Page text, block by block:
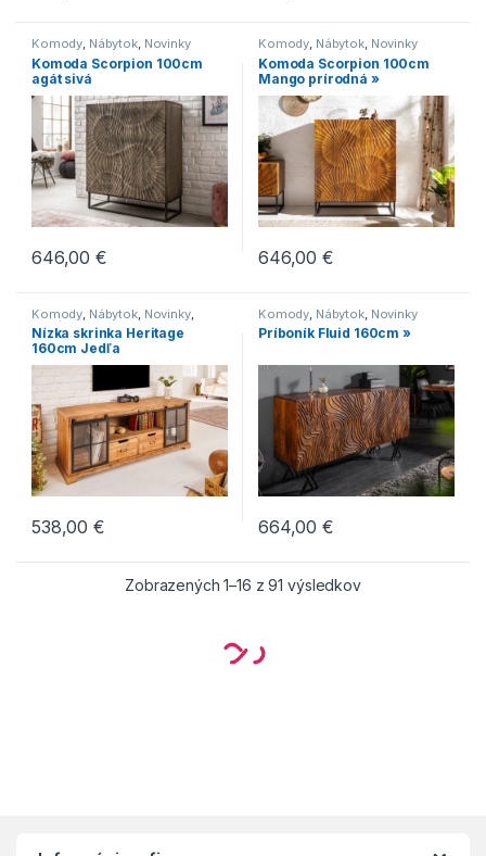
Komody, Nábytok, Novinky
Komoda Scorpion 100cm
agát sivá
646,00€
Komody, Nábytok, Novinky
Komoda Scorpion 100cm
Mango prírodná »
646,00€
Komody Nábytok, Novinky,
Regály ,Skrine
Nízka skrinka Heritage
160cm Jedľa
538,00€
Komody Nábytok, Novinky
Príboník Fluid 160cm »
664,00€
Nábytok,Novinky, Komody,Nábytok